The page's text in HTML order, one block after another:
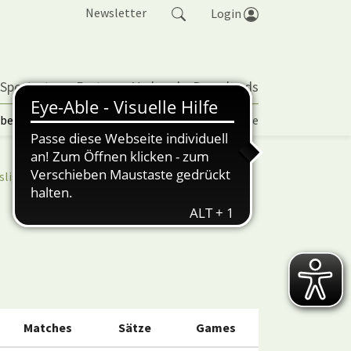
Newsletter Login
Partner Verband Downloads
| TORP Vereinspokal Turniere
nuScore
Matches Sätze Games